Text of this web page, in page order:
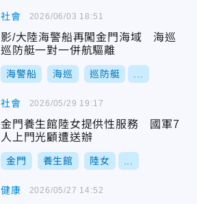
社會
影/大陸海警船再闖金門海域 海巡
巡防艇一對一併航驅離
海警船 海巡 巡防艇
2026/06/03 18:51
社會
金門養生館陸女提供性服務 國軍7
人上門光顧遭送辦
金門 養生館 陸女
2026/05/29 19:17
健康 2026/05/27 14:52